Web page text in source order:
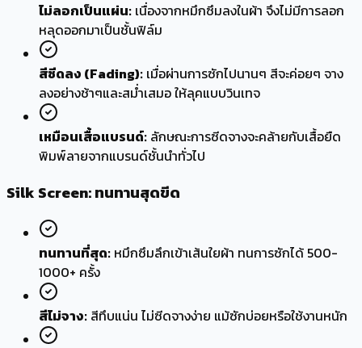
ไม่ลอกเป็นแผ่น: เนื่องจากหมึกซึมลงในผ้า จึงไม่มีการลอก
หลุดออกมาเป็นชั้นฟิล์ม
สีซีดลง (Fading): เมื่อผ่านการซักไปนานๆ สีจะค่อยๆ จาง
ลงอย่างช้าๆและสม่ำเสมอ ให้ลุคแบบวินเทจ
เหมือนเสื้อแบรนด์: ลักษณะการซีดจางจะคล้ายกับเสื้อยืด
พิมพ์ลายจากแบรนด์ชั้นนำทั่วไป
Silk Screen: ทนทานสุดขีด
ทนทานที่สุด: หมึกซึมลึกเข้าเส้นใยผ้า ทนการซักได้ 500-
1000+ ครั้ง
สีไม่จาง: สีทึบแน่น ไม่ซีดจางง่าย แม้ซักบ่อยหรือใช้งานหนัก